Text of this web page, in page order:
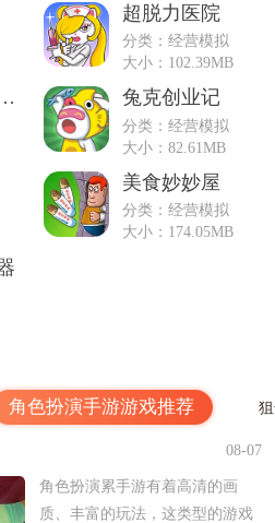
超脱力医院
分类：经营模拟
大小：102.39MB
，美味的咖啡 兔克创业记
分类：经营模拟
大小：82.61MB
美食妙妙屋
分类：经营模拟
大小：174.05MB
角色扮演手游游戏推荐
08-07
角色扮演累手游有着高清的画
质、丰富的玩法，这类型的游戏